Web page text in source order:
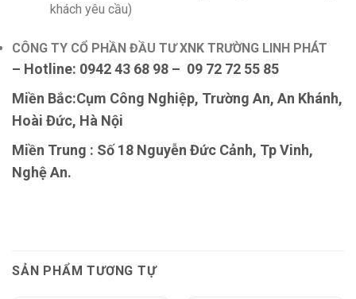
khách yêu cầu)
CÔNG TY CỔ PHẦN ĐẦU TƯ XNK TRƯỜNG LINH PHÁT
– Hotline: 0942 43 68 98 – 09 72 72 55 85
Miền Bắc:Cụm Công Nghiệp, Trường An, An Khánh,
Hoài Đức, Hà Nội
Miền Trung : Số 18 Nguyễn Đức Cảnh, Tp Vinh,
Nghệ An.
SẢN PHẨM TƯƠNG TỰ